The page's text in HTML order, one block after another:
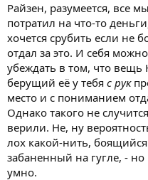
Райзен, разумеется, все
потратил на что-то
хочется срубить если не
отдал за это. И себя
убеждать в том, что
берущий её у тебя с рук
место и с пониманием
Однако такого не
верили. Не, ну
лох какой-нить,
забаненный на гугле, -
умно.